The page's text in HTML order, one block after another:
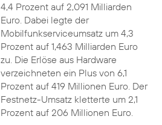
4,4 Prozent auf 2,091 Milliarden
Euro. Dabei legte der
Mobilfunkserviceumsatz um 4,3
Prozent auf 1,463 Milliarden Euro
zu. Die Erlöse aus Hardware
verzeichneten ein Plus von 6,1
Prozent auf 419 Millionen Euro. Der
Festnetz-Umsatz kletterte um 2,1
Prozent auf 206 Millionen Euro.